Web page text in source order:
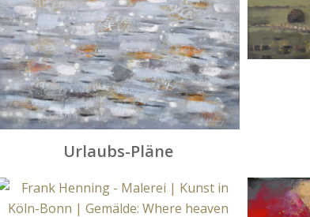
Urlaubs-Pläne